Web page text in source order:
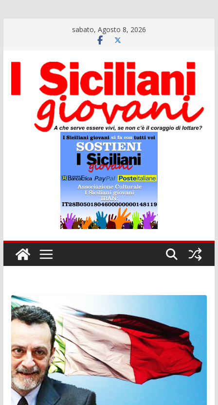
sabato, Agosto 8, 2026